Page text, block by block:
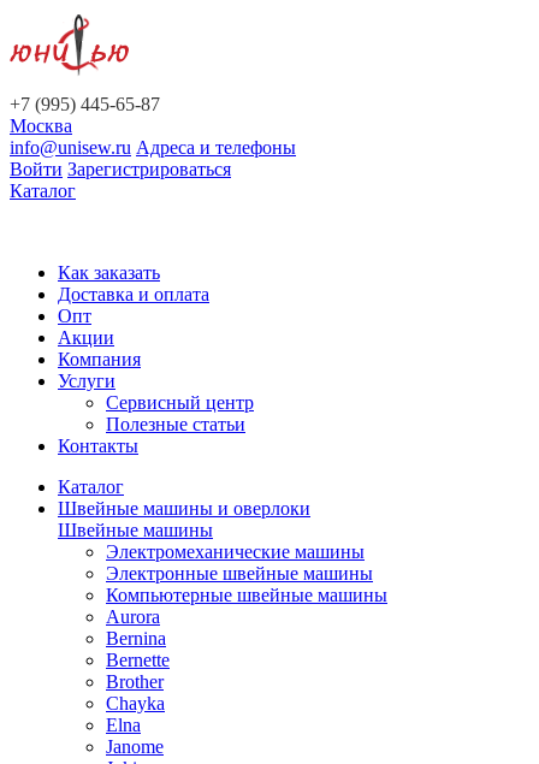
+7 (995) 445-65-87
Москва
info@unisew.ru Адреса и телефоны
Войти Зарегистрироваться
Каталог
Как заказать
Доставка и оплата
Опт
Акции
Компания
Услуги
Сервисный центр
Полезные статьи
Контакты
Каталог
Швейные машины и оверлоки
Швейные машины
Электромеханические машины
Электронные швейные машины
Компьютерные швейные машины
Aurora
Bernina
Bernette
Brother
Chayka
Elna
Janome